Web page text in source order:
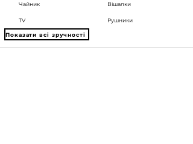
Чайник
TV
Вішалки
Рушники
Показати всі зручності